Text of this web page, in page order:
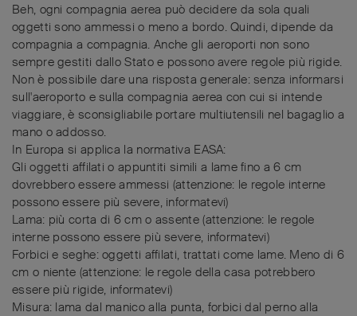
Beh, ogni compagnia aerea può decidere da sola quali
oggetti sono ammessi o meno a bordo. Quindi, dipende da
compagnia a compagnia. Anche gli aeroporti non sono
sempre gestiti dallo Stato e possono avere regole più rigide.
Non è possibile dare una risposta generale: senza informarsi
sull'aeroporto e sulla compagnia aerea con cui si intende
viaggiare, è sconsigliabile portare multiutensili nel bagaglio a
mano o addosso.
In Europa si applica la normativa EASA:
Gli oggetti affilati o appuntiti simili a lame fino a 6 cm
dovrebbero essere ammessi (attenzione: le regole interne
possono essere più severe, informatevi)
Lama: più corta di 6 cm o assente (attenzione: le regole
interne possono essere più severe, informatevi)
Forbici e seghe: oggetti affilati, trattati come lame. Meno di 6
cm o niente (attenzione: le regole della casa potrebbero
essere più rigide, informatevi)
Misura: lama dal manico alla punta, forbici dal perno alla